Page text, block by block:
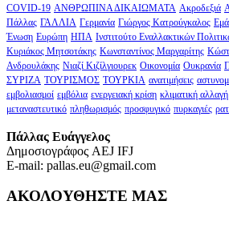
COVID-19 ΑΝΘΡΩΠΙΝΑ ΔΙΚΑΙΩΜΑΤΑ Ακροδεξιά
Πάλλας ΓΑΛΛΙΑ Γερμανία Γιώργος Κατρούγκαλος
Ένωση Ευρώπη ΗΠΑ Ινστιτούτο Εναλλακτικών
Κυριάκος Μητσοτάκης Κωνσταντίνος Μαργαρίτης
Ανδρουλάκης Νιαζί Κιζίλγιουρεκ Οικονομία Ουκρανία
ΣΥΡΙΖΑ ΤΟΥΡΙΣΜΟΣ ΤΟΥΡΚΙΑ ανατιμήσεις
εμβολιασμοί εμβόλια ενεργειακή κρίση κλιματική αλλαγή
μεταναστευτικό πληθωρισμός προσφυγικό πυρκαγιές
Πάλλας Ευάγγελος
Δημοσιογράφος AEJ ΙFJ
E-mail: pallas.eu@gmail.com
ΑΚΟΛΟΥΘΗΣΤΕ ΜΑΣ